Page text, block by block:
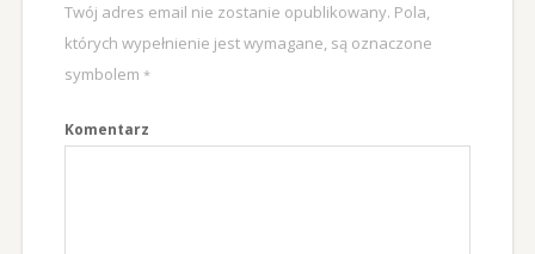
Twój adres email nie zostanie opublikowany. Pola,
których wypełnienie jest wymagane, są oznaczone
symbolem *
Komentarz